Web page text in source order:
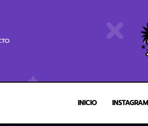
INICIO INSTAGRAM